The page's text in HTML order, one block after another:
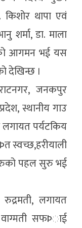
थापा एवं
शर्मा, डा. माला
आगमन भई यस
देखिन्छ ।
जनकपुर
स्थानीय गाउ
पर्यटकिय
स्वच्छ,हरीयाली
पहल सुरु भई
रुद्रमती, लगायत
सफÞाई